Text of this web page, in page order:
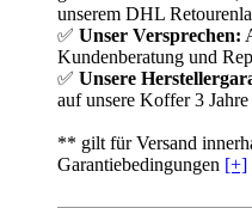
unserem DHL
✅ Unser Versprechen:
Kundenberatung und
✅ Unsere
auf unsere Koffer 3
** gilt für Versand
Garantiebedingungen [+]